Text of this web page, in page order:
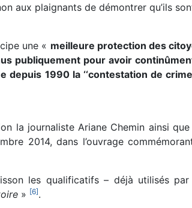
aux plaignants de démontrer qu’ils
une « meilleure protection des
publiquement pour avoir
1990 la ‘‘contestation de
la journaliste Ariane Chemin ainsi
2014, dans l’ouvrage
les qualificatifs – déjà utilisés par
» [6].